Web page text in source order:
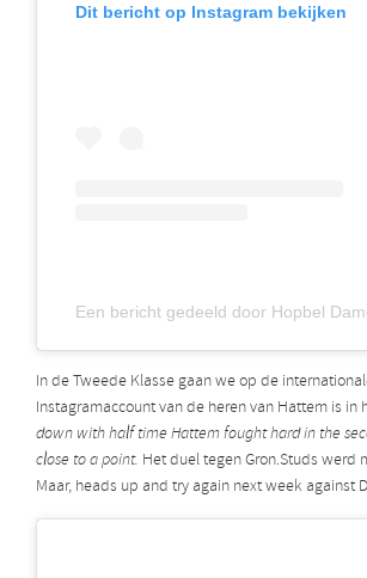
Dit bericht op Instagram bekijken
In de Tweede Klasse gaan we op de
Instagramaccount van de heren van Hattem is in
down with half time Hattem fought hard in the
close to a point. Het duel tegen Gron.Studs werd
Maar, heads up and try again next week against